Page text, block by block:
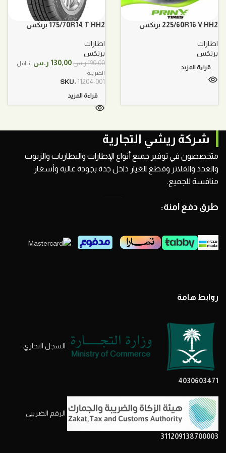
225/60R16 V HH2 برنكس
اطارات
برنكس
قراءة المزيد
175/70R14 T HH2 برنكس
اطارات
برنكس
190,00ر.س السعر
هو:
130,00 ر.س السعر
شامل
الضريبة
SKU: 11204-001
قراءة المزيد
شركة ريشي التجارية
متخصصون في توفير جميع أنواع الإطارات والبطاريات والزيوت
والعدد والفلاتر وقطع الغيار داخل جدة بجودة عالية وأسعار
منافسة للجميع.
طرق دفع آمنة:
روابط هامة
السجل التحاري
4030603471
الرقم الضريبي
311209138700003